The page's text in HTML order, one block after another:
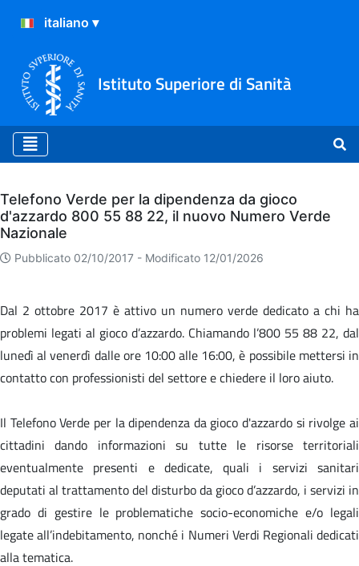
Istituto Superiore di Sanità
Archivio
Telefono Verde per la dipendenza da gioco
d'azzardo 800 55 88 22, il nuovo Numero Verde
Nazionale
Pubblicato 02/10/2017 - Modificato 12/01/2026
Dal 2 ottobre 2017 è attivo un numero verde dedicato a chi ha
problemi legati al gioco d’azzardo. Chiamando l’800 55 88 22, dal
lunedì al venerdì dalle ore 10:00 alle 16:00, è possibile mettersi in
contatto con professionisti del settore e chiedere il loro aiuto.
Il Telefono Verde per la dipendenza da gioco d'azzardo si rivolge ai
cittadini dando informazioni su tutte le risorse territoriali
eventualmente presenti e dedicate, quali i servizi sanitari
deputati al trattamento del disturbo da gioco d’azzardo, i servizi in
grado di gestire le problematiche socio-economiche e/o legali
legate all’indebitamento, nonché i Numeri Verdi Regionali dedicati
alla tematica.